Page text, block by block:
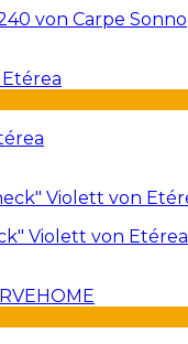
von Carpe Sonno
Violett von Etérea